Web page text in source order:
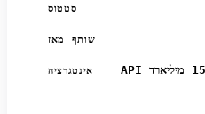
סטטוס
שותף מאז
אינטגרציה
API למודיעין דליפות · למעלה מ-15 מיליארד